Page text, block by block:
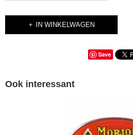
IN WINKELWAGEN
Save
Ook interessant